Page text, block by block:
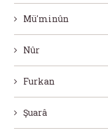
Mü'minûn
Nûr
Furkan
Şuarâ